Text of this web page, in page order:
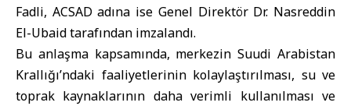
Fadli, ACSAD adına ise Genel Direktör Dr. Nasreddin
El-Ubaid tarafından imzalandı.
Bu anlaşma kapsamında, merkezin Suudi Arabistan
Krallığı’ndaki faaliyetlerinin kolaylaştırılması, su ve
toprak kaynaklarının daha verimli kullanılması ve